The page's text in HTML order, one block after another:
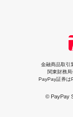
金融商品取引
関東財務
PayPay証券は
© PayPay